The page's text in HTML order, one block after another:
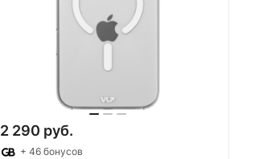
2 290 руб.
+ 46 бонусов